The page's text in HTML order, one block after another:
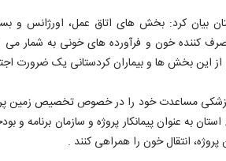
بیان کرد: بخش های اتاق عمل، اورژانس و
خون و فرآورده های خونی به شمار می
از این بخش ها و بیماران کردستانی یک ضرورت
پزشکی مساعدت خود را در خصوص تخصیص زمین
به عنوان پیمانکار پروژه و سازمان برنامه
انتقال خون را همراهی کنند .